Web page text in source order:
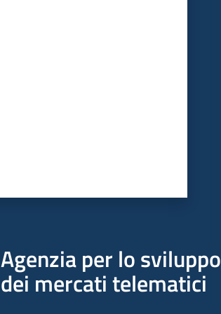
Agenzia per lo sviluppo
dei mercati telematici